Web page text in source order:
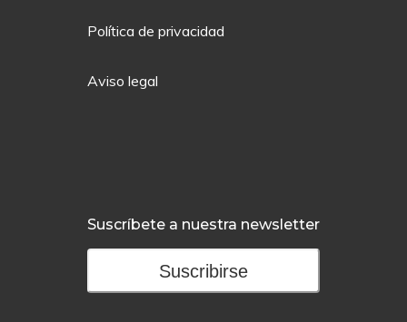
Política de privacidad
Aviso legal
Suscríbete a nuestra newsletter
Suscribirse